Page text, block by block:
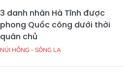
3 danh nhân Hà Tĩnh được
phong Quốc công dưới thời
quân chủ
NÚI HỒNG - SÔNG LA